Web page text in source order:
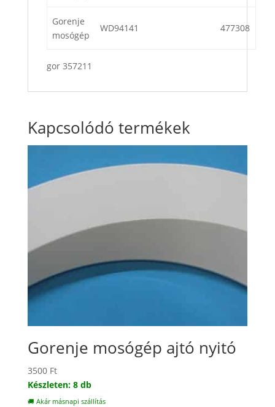
Gorenje
mosógép
WD94141 477308
gor 357211
Kapcsolódó termékek
Gorenje mosógép ajtó nyitó
3500 Ft
Készleten: 8 db
🚚 Akár másnapi szállítás